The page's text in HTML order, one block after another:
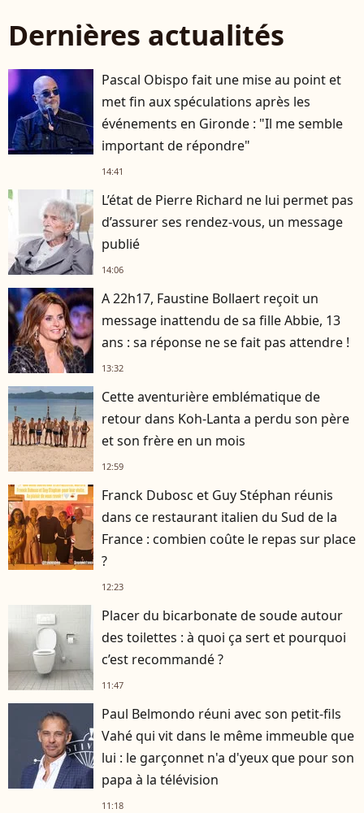
Dernières actualités
Pascal Obispo fait une mise au point et
met fin aux spéculations après les
événements en Gironde : "Il me semble
important de répondre"
14:41
L’état de Pierre Richard ne lui permet pas
d’assurer ses rendez-vous, un message
publié
14:06
A 22h17, Faustine Bollaert reçoit un
message inattendu de sa fille Abbie, 13
ans : sa réponse ne se fait pas attendre !
13:32
Cette aventurière emblématique de
retour dans Koh-Lanta a perdu son père
et son frère en un mois
12:59
Franck Dubosc et Guy Stéphan réunis
dans ce restaurant italien du Sud de la
France : combien coûte le repas sur place
?
12:23
Placer du bicarbonate de soude autour
des toilettes : à quoi ça sert et pourquoi
c’est recommandé ?
11:47
Paul Belmondo réuni avec son petit-fils
Vahé qui vit dans le même immeuble que
lui : le garçonnet n'a d'yeux que pour son
papa à la télévision
11:18